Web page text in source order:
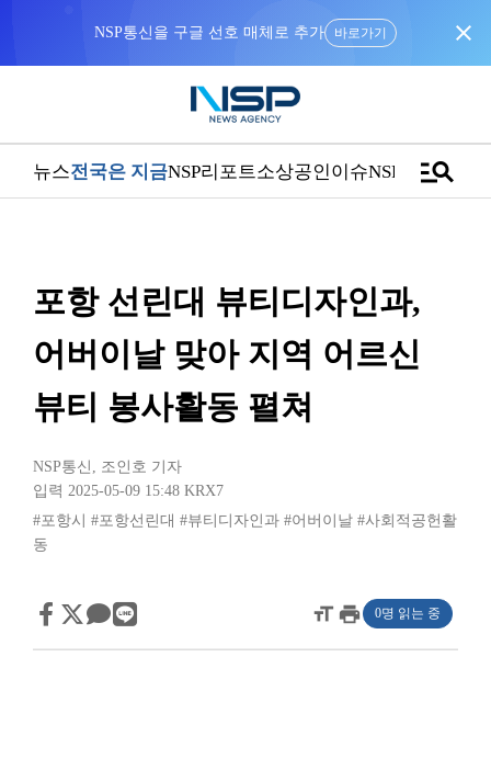
NSP통신을 구글 선호 매체로 추가 바로가기 close
뉴스전국은 지금NSP리포트소상공인이슈NSPTVmanage_search
포항 선린대 뷰티디자인과,
어버이날 맞아 지역 어르신
뷰티 봉사활동 펼쳐
NSP통신 , 조인호 기자
입력 2025-05-09 15:48 KRX7
#포항시
#포항선린대 #뷰티디자인과 #어버이날 #사회적공헌활
동
format_sizeprint 0명 읽는 중